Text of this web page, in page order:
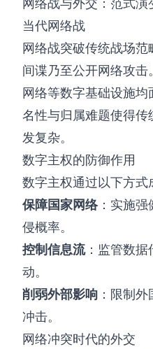
网络战与外交：范式演
当代网络战
网络战突破传统战场
间谍乃至公开网络攻
网络等数字基础设施
名性与归属难题使得
发复杂。
数字主权的防御作用
数字主权通过以下方式
保障国家网络：实施强
侵概率。
控制信息流：监管数据
动。
削弱外部影响 ：限制
冲击。
网络冲突时代的外交